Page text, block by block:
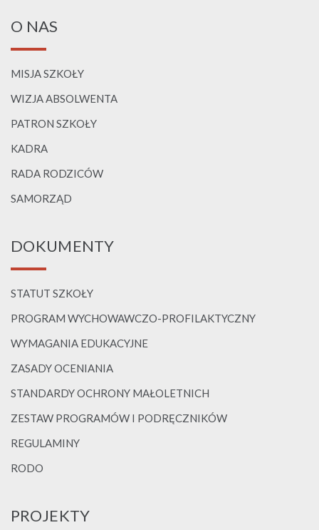
O NAS
MISJA SZKOŁY
WIZJA ABSOLWENTA
PATRON SZKOŁY
KADRA
RADA RODZICÓW
SAMORZĄD
DOKUMENTY
STATUT SZKOŁY
PROGRAM WYCHOWAWCZO-PROFILAKTYCZNY
WYMAGANIA EDUKACYJNE
ZASADY OCENIANIA
STANDARDY OCHRONY MAŁOLETNICH
ZESTAW PROGRAMÓW I PODRĘCZNIKÓW
REGULAMINY
RODO
PROJEKTY